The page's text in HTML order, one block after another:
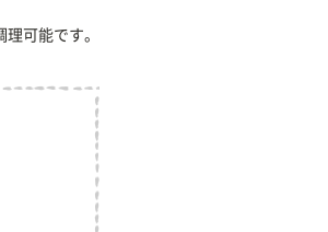
可能です。